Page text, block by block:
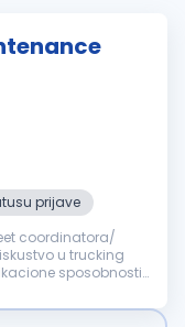
prijave
coordinatora/
sposobnosti